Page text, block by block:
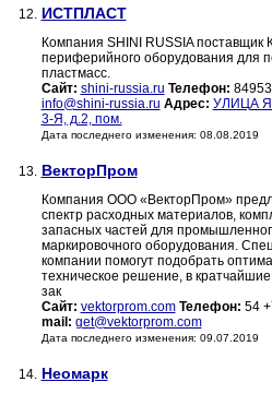
12. ИСТПЛАСТ
Компания SHINI RUSSIA поставщик
периферийного оборудования для
пластмасс.
Сайт: shini-russia.ru Телефон:
info@shini-russia.ru Адрес: УЛИЦА
3-Я, д.2, пом.
Дата последнего изменения: 08.08.2019
13. ВекторПром
Компания ООО «ВекторПром»
спектр расходных материалов,
запасных частей для
маркировочного оборудования.
компании помогут подобрать
техническое решение, в
зак
Сайт: vektorprom.com Телефон: 54
mail: get@vektorprom.com
Дата последнего изменения: 09.07.2019
14. Неомарк